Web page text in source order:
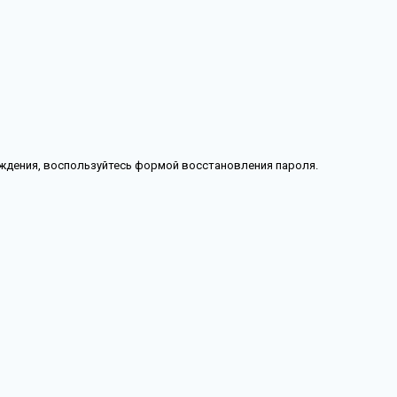
воспользуйтесь формой восстановления пароля.